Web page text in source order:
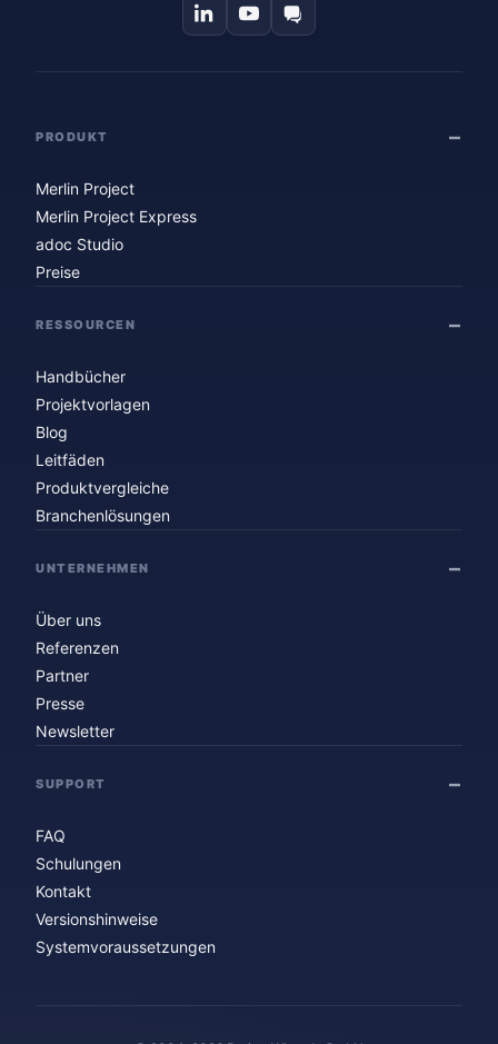
PRODUKT
Merlin Project
Merlin Project Express
adoc Studio
Preise
RESSOURCEN
Handbücher
Projektvorlagen
Blog
Leitfäden
Produktvergleiche
Branchenlösungen
UNTERNEHMEN
Über uns
Referenzen
Partner
Presse
Newsletter
SUPPORT
FAQ
Schulungen
Kontakt
Versionshinweise
Systemvoraussetzungen